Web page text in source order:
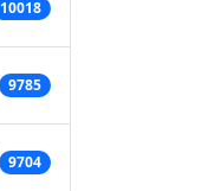
10018
9785
9704